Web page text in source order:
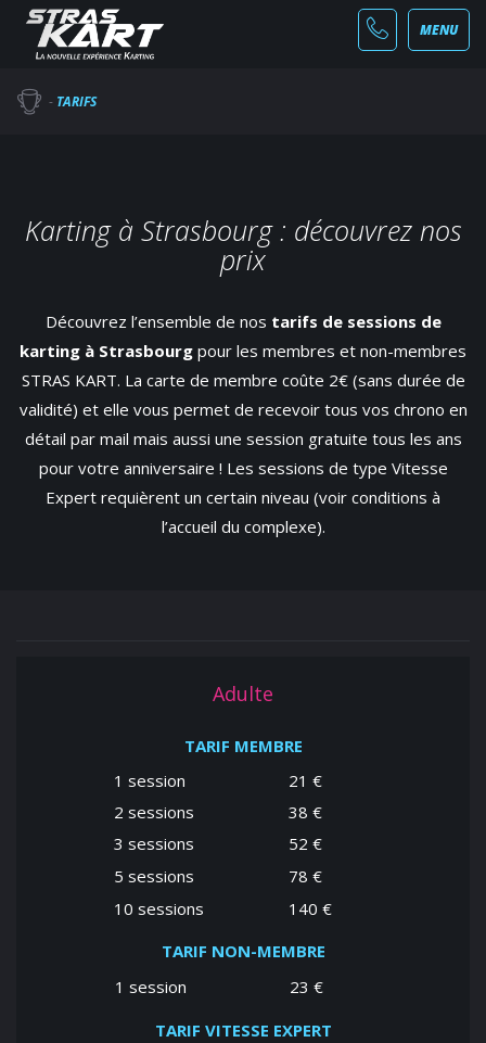
MENU
- TARIFS
Karting à Strasbourg : découvrez nos
prix
Découvrez l’ensemble de nos tarifs de sessions de
karting à Strasbourg pour les membres et non-membres
STRAS KART. La carte de membre coûte 2€ (sans durée de
validité) et elle vous permet de recevoir tous vos chrono en
détail par mail mais aussi une session gratuite tous les ans
pour votre anniversaire ! Les sessions de type Vitesse
Expert requièrent un certain niveau (voir conditions à
l’accueil du complexe).
Adulte
TARIF MEMBRE
1 session
21 €
2 sessions
38 €
3 sessions
52 €
5 sessions
78 €
10 sessions
140 €
TARIF NON-MEMBRE
1 session
23 €
TARIF VITESSE EXPERT